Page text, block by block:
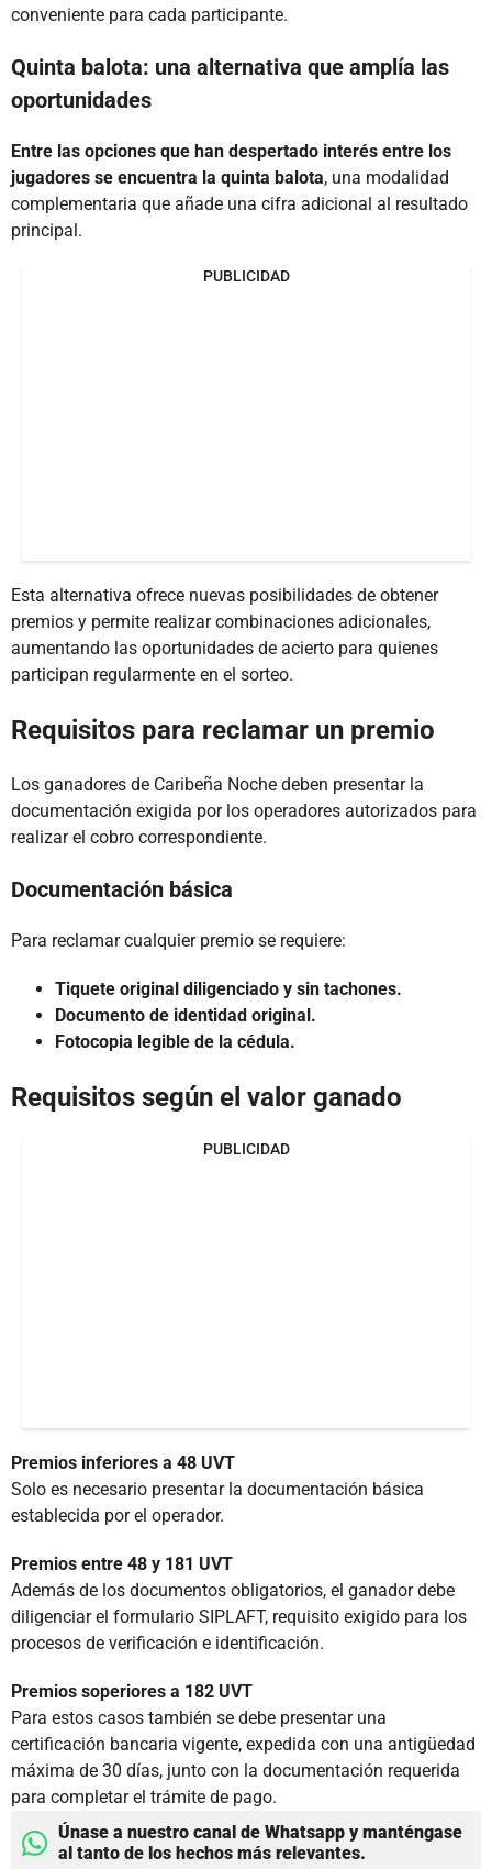
conveniente para cada participante.
Quinta balota: una alternativa que amplía las
oportunidades
Entre las opciones que han despertado interés entre los
jugadores se encuentra la quinta balota, una modalidad
complementaria que añade una cifra adicional al resultado
principal.
PUBLICIDAD
Esta alternativa ofrece nuevas posibilidades de obtener
premios y permite realizar combinaciones adicionales,
aumentando las oportunidades de acierto para quienes
participan regularmente en el sorteo.
Requisitos para reclamar un premio
Los ganadores de Caribeña Noche deben presentar la
documentación exigida por los operadores autorizados para
realizar el cobro correspondiente.
Documentación básica
Para reclamar cualquier premio se requiere:
Tiquete original diligenciado y sin tachones.
Documento de identidad original.
Fotocopia legible de la cédula.
Requisitos según el valor ganado
PUBLICIDAD
Premios inferiores a 48 UVT
Solo es necesario presentar la documentación básica
establecida por el operador.
Premios entre 48 y 181 UVT
Además de los documentos obligatorios, el ganador debe
diligenciar el formulario SIPLAFT, requisito exigido para los
procesos de verificación e identificación.
Premios soperiores a 182 UVT
Para estos casos también se debe presentar una
certificación bancaria vigente, expedida con una antigüedad
máxima de 30 días, junto con la documentación requerida
para completar el trámite de pago.
Únase a nuestro canal de Whatsapp y manténgase
al tanto de los hechos más relevantes.